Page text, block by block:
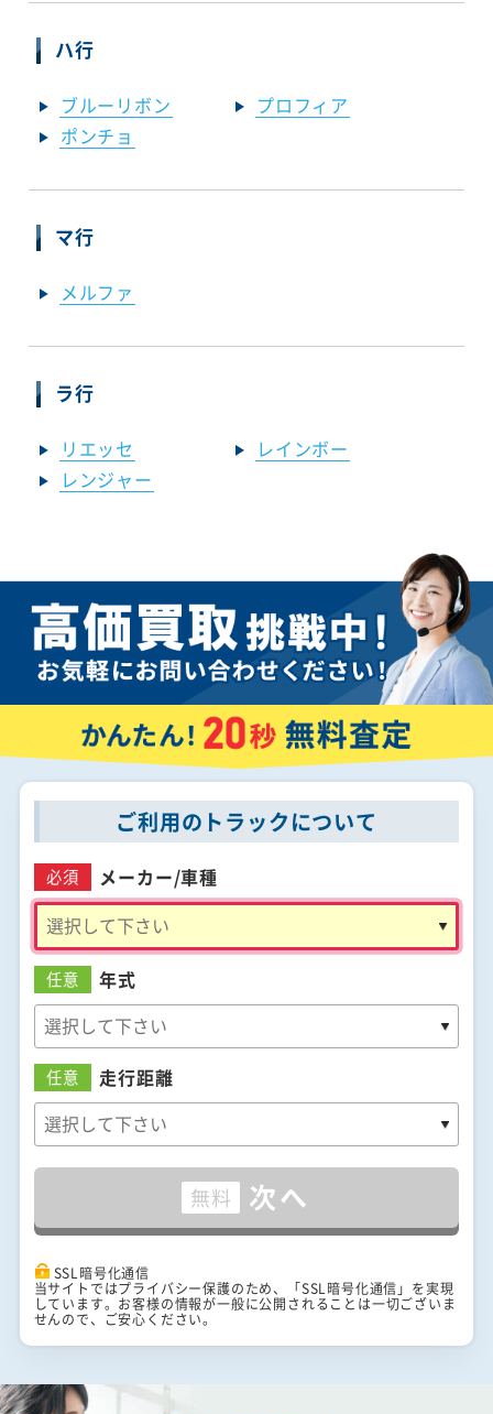
ハ行
ブルーリボン
プロフィア
ポンチョ
マ行
メルファ
ラ行
リエッセ
レインボー
レンジャー
ご利用のトラックについて
必須 メーカー/車種
任意 年式
任意 走行距離
無料 次へ
SSL暗号化通信
当サイトではプライバシー保護のため、「SSL暗号化通信」を実現
しています。お客様の情報が一般に公開されることは一切ございま
せんので、ご安心ください。